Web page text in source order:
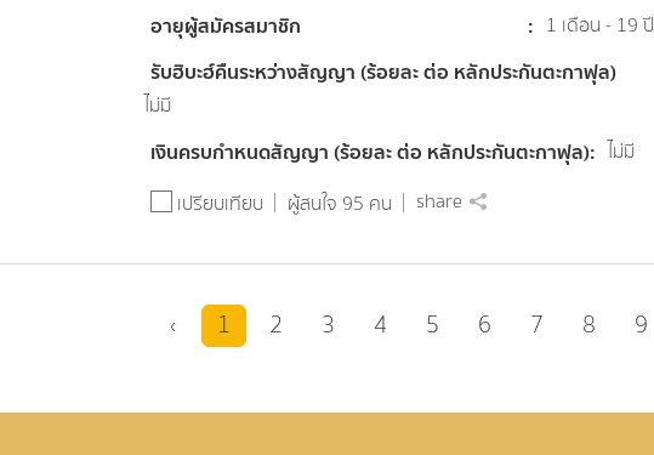
อายุผู้สมัครสมาชิก 1 เดือน - 19 ปี
รับฮิบะฮ์คืนระหว่างสัญญา (ร้อยละ ต่อ หลักประกันตะกาฟุล)
ไม่มี
เงินครบกำหนดสัญญา (ร้อยละ ต่อ หลักประกันตะกาฟุล)
ไม่มี
เปรียบเทียบ
ผู้สนใจ 95 คน share
‹ 1 2 3 4 5 6 7 8 9